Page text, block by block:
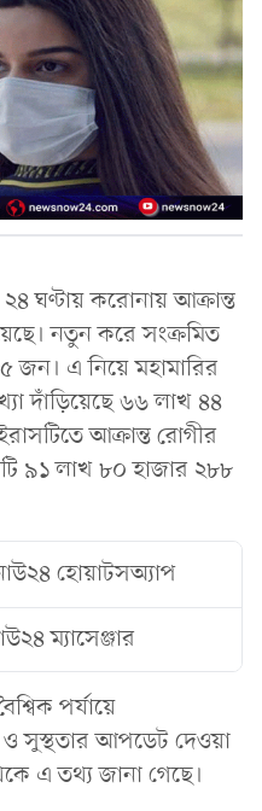
ঘণ্টায় করোনায় আক্রান্ত
নতুন করে সংক্রমিত
জন। এ নিয়ে মহামারির
দাঁড়িয়েছে ৬৬ লাখ ৪৪
আক্রান্ত রোগীর
৯১ লাখ ৮০ হাজার ২৮৮
হোয়াটসঅ্যাপ
ম্যাসেঞ্জার
পর্যায়ে
ও সুস্থতার আপডেট দেওয়া
এ তথ্য জানা গেছে।